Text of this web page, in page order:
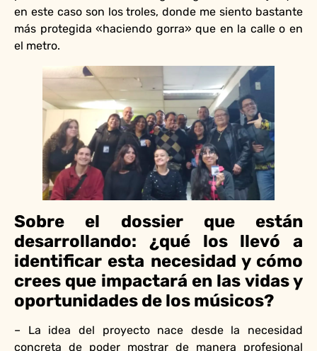
en este caso son los troles, donde me siento bastante
más protegida «haciendo gorra» que en la calle o en
el metro.
Sobre el dossier que están
desarrollando: ¿qué los llevó a
identificar esta necesidad y cómo
crees que impactará en las vidas y
oportunidades de los músicos?
– La idea del proyecto nace desde la necesidad
concreta de poder mostrar de manera profesional